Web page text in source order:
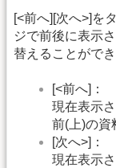
[<前へ][次へ>]を
ジで前後に表示
替えることができ
[<前へ]：
現在表示
前(上)の資
[次へ>]：
現在表示